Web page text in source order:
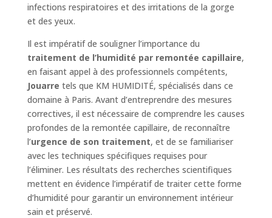
infections respiratoires et des irritations de la gorge
et des yeux.
Il est impératif de souligner l’importance du
traitement de l’humidité par remontée capillaire,
en faisant appel à des professionnels compétents,
Jouarre tels que KM HUMIDITÉ, spécialisés dans ce
domaine à Paris. Avant d’entreprendre des mesures
correctives, il est nécessaire de comprendre les causes
profondes de la remontée capillaire, de reconnaître
l’urgence de son traitement, et de se familiariser
avec les techniques spécifiques requises pour
l’éliminer. Les résultats des recherches scientifiques
mettent en évidence l’impératif de traiter cette forme
d’humidité pour garantir un environnement intérieur
sain et préservé.